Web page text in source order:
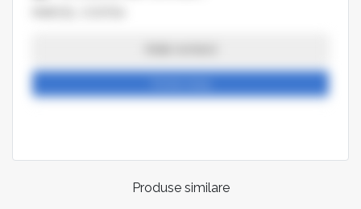
Produse similare